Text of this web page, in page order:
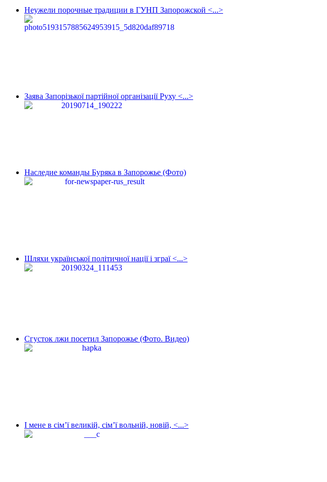
Неужели порочные традиции в ГУНП Запорожской <...>
Заява Запорізької партійної організації Руху <...>
Наследие команды Буряка в Запорожье (Фото)
Шляхи української політичної нації і зграї <...>
Сгусток лжи посетил Запорожье (Фото. Видео)
І мене в сім’ї великій, сім’ї вольній, новій, <...>